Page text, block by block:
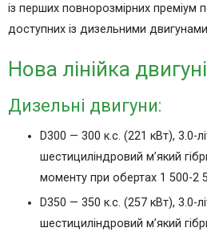
із перших повнорозмірних преміум
доступних із дизельними двигунами
Нова лінійка
Дизельні двигуни:
D300 — 300 к.с. (221 кВт), 3.0-
шестициліндровий м’який
моменту при обертах 1 500-2
D350 — 350 к.с. (257 кВт), 3.0-
шестициліндровий м’який